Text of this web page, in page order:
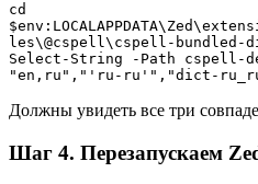
cd
les\@cspell\cspell-bundled-
Select-String -Path cspell-
"en,ru","'ru-ru'","dict-
Должны увидеть все три
Шаг 4. Перезапускаем